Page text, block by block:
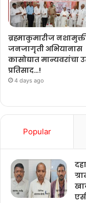
ब्रह्माकुमारीज
जनजागृती अभियानास
कासोद्यात मान्यवरांचा
प्रतिसाद…!
4 days ago
Popular